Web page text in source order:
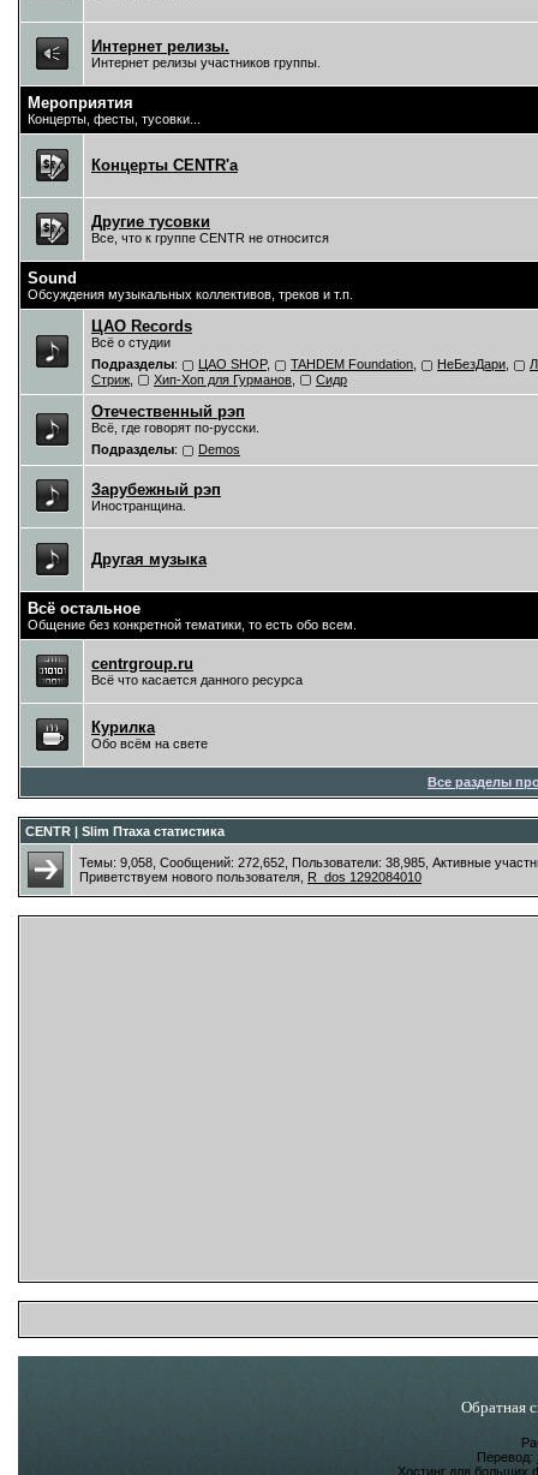
Интернет релизы.
Интернет релизы участников группы.
Мероприятия
Концерты, фесты, тусовки...
Концерты CENTR'a
Другие тусовки
Все, что к группе CENTR не относится
Sound
Обсуждения музыкальных коллективов, треков и т.п.
ЦAO Records
Всё о студии
Подразделы: ЦАО SHOP, TAHDEM Foundation НеБезДари
Стриж
Хип-Хоп для Гурманов Сидр
Отечественный рэп
Всё, где говорят по-русски.
Подразделы: Demos
Зарубежный рэп
Иностранщина.
Другая музыка
Всё остальное
Общение без конкретной тематики, то есть обо всем.
centrgroup.ru
Всё что касается данного ресурса
Курилка
Обо всём на свете
Все разделы
CENTR | Slim Птаха статистика
Темы: 9,058, Сообщений: 272,652, Пользователи: 38,985, Активные
Приветствуем нового пользователя, R_dos 1292084010
Обратная
Перевод:
Хостинг для больших